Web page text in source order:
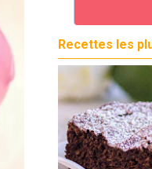
Recettes les